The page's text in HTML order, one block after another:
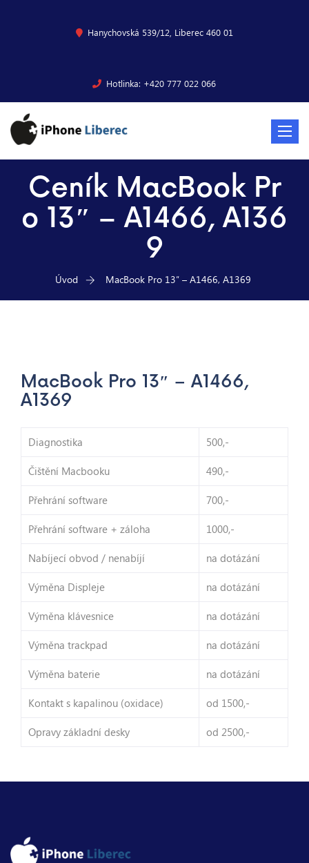
Hanychovská 539/12, Liberec 460 01
Hotlinka: +420 777 022 066
Toggle
Ceník MacBook Pr
o 13″ – A1466, A136
9
Úvod MacBook Pro 13″ – A1466, A1369
MacBook Pro 13″ – A1466,
A1369
Diagnostika 500,-
Čištění Macbooku 490,-
Přehrání software 700,-
Přehrání software + záloha 1000,-
Nabíjecí obvod / nenabíjí na dotázání
Výměna Displeje na dotázání
Výměna klávesnice na dotázání
Výměna trackpad na dotázání
Výměna baterie na dotázání
Kontakt s kapalinou (oxidace) od 1500,-
Opravy základní desky od 2500,-